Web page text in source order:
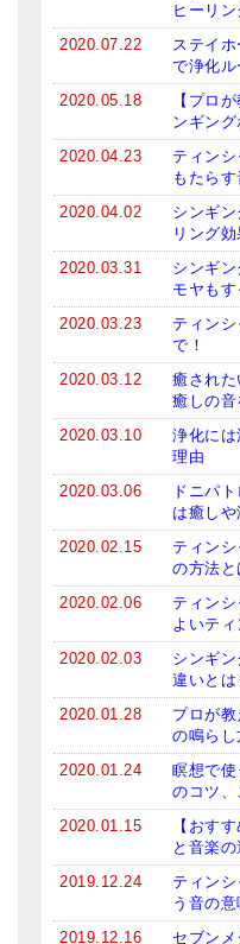
ヒーリ
2020.07.22
ステイ
で浄化ル
2020.05.18
【プロ
ンギン
2020.04.23
ティン
もたらす
2020.04.02
シンギ
リング
2020.03.31
シンギ
モヤもす
2020.03.23
ティン
で！
2020.03.12
癒され
癒しの
2020.03.10
浄化に
理由
2020.03.06
ドニパ
は癒しや
2020.02.15
ティン
の方法と
2020.02.06
ティン
よいテ
2020.02.03
シンギ
違いとは
2020.01.28
プロが
の鳴らし
2020.01.24
瞑想で使
のコツ、
2020.01.15
【おす
と音楽
2019.12.24
ティン
う音の意
2019.12.16
セブン